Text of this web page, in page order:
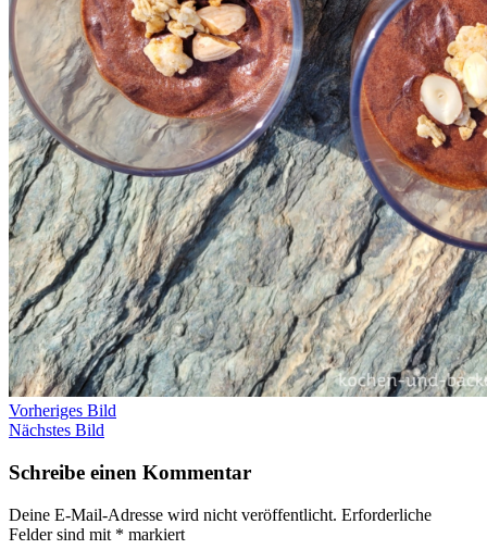
Vorheriges Bild
Nächstes Bild
Schreibe einen Kommentar
Deine E-Mail-Adresse wird nicht veröffentlicht. Erforderliche
Felder sind mit * markiert